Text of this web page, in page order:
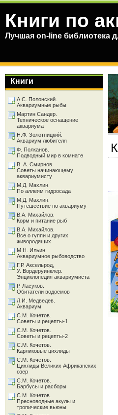
Книги по
Лучшая on-line библиотека
Книги
А.С. Полонский.
Аквариумные рыбы
Мартин Сандер.
Техническое оснащение
аквариума
Н.Ф. Золотницкий.
Аквариум любителя
Ф. Полканов.
Подводный мир в комнате
В. А. Смирнов.
Советы начинающему
аквариумисту
М.Д. Махлин.
По аллеям гидросада
М.Д. Махлин.
Путешествие по аквариуму
В.А. Михайлов.
Корм и питание рыб
В.А. Михайлов.
Все о гуппи и других
живородящих
М.Н. Ильин.
Аквариумное рыбоводство
Г.Р. Аксельрод,
У. Вордеруинклер.
Энциклопедия аквариумиста
Р. Ласуков.
Обитатели водоемов
Л.И. Медведев.
Аквариум
С.М. Кочетов.
Советы и рецепты-1
С.М. Кочетов.
Советы и рецепты-2
С.М. Кочетов.
Карликовые цихлиды
С.М. Кочетов.
Цихлиды Великих Африканских
озер
С.М. Кочетов.
Барбусы и расборы
С.М. Кочетов.
Пресноводные акулы и
тропические вьюны